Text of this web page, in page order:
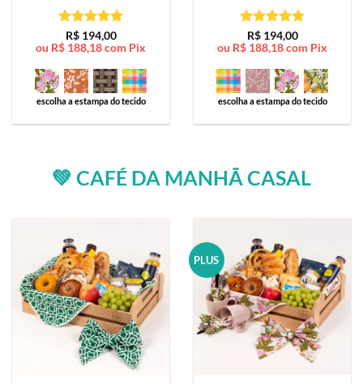
Avaliação5
de 5
R$194,00
ou R$ 188,18com Pix
escolha a estampa do tecido
Avaliação5
de 5
R$194,00
ou R$ 188,18com Pix
escolha a estampa do tecido
💚 CAFÉ DA MANHÃ CASAL
PLUS